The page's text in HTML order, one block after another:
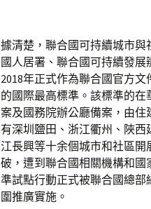
據清楚，聯合國可持續城市與
國人居署、聯合國可持續發
2018年正式作為聯合國官方
的國際最高標準。該標準的在
案及國務院辦公廳備案，由
有深圳鹽田、浙江衢州、陜
江長興等十余個城市和社區開
破，遭到聯合國相關機構和國
準試點行動正式被聯合國總部
圍推廣實施。